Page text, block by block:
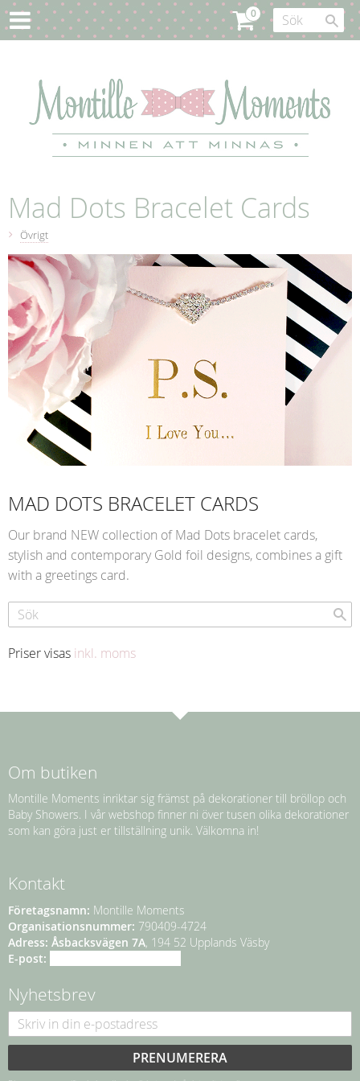
Mad Dots Bracelet Cards
Övrigt
MAD DOTS BRACELET CARDS
Our brand NEW collection of Mad Dots bracelet cards,
stylish and contemporary Gold foil designs, combines a gift
with a greetings card.
Priser visas inkl. moms
Om butiken
Montille Moments inriktar sig främst på dekorationer till bröllop och
Baby Showers. I vår webshop finner ni över tusen olika dekorationer
som kan göra just er tillställning unik. Välkomna in!
Kontakt
Företagsnamn: Montille Moments
Organisationsnummer: 790409-4724
Adress: Åsbacksvägen 7A, 194 52 Upplands Väsby
E-post:
Nyhetsbrev
PRENUMERERA